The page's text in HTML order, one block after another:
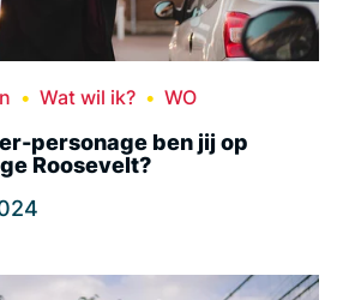
Wat wil ik? WO
personage ben jij op
Roosevelt?